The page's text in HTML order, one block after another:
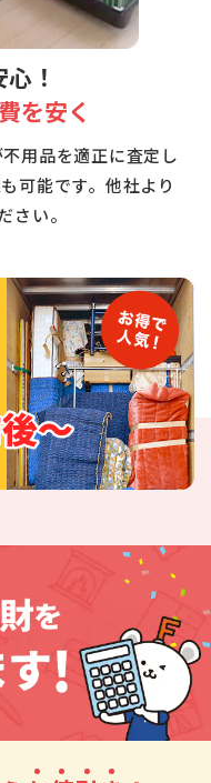
！
を安く
用品を適正に査定し
可能です。他社より
さい。